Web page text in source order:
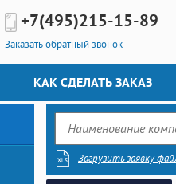
+7(495)215-15-89
Заказать обратный звонок
КАК СДЕЛАТЬ ЗАКАЗ
Загрузить заявку